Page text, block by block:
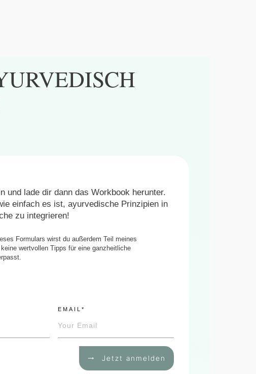
und lade dir dann das Workbook herunter.
einfach es ist, ayurvedische Prinzipien in
zu integrieren!
Formulars wirst du außerdem Teil meines
wertvollen Tipps für eine ganzheitliche
EMAIL*
Jetzt anmelden